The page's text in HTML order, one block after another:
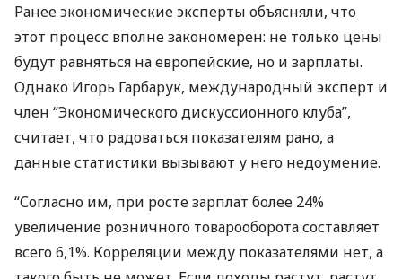
Ранее экономические эксперты объясняли, что
этот процесс вполне закономерен: не только цены
будут равняться на европейские, но и зарплаты.
Однако Игорь Гарбарук, международный эксперт и
член “Экономического дискуссионного клуба”,
считает, что радоваться показателям рано, а
данные статистики вызывают у него недоумение.
“Согласно им, при росте зарплат более 24%
увеличение розничного товарооборота составляет
всего 6,1%. Корреляции между показателями нет, а